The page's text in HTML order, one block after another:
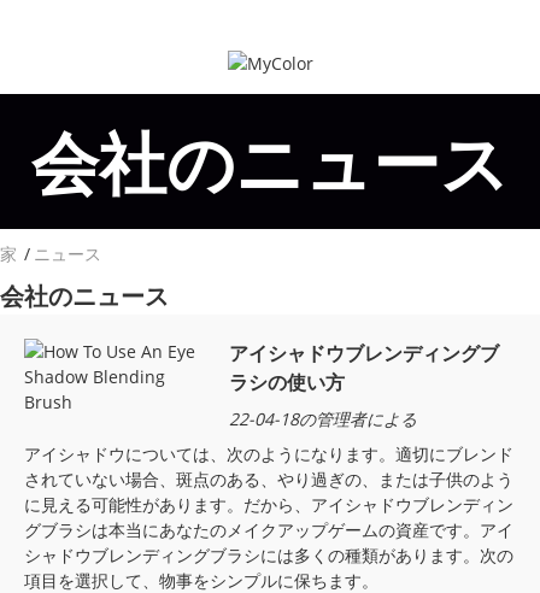
会社のニュース
家 ニュース
会社のニュース
アイシャドウブレンディングブ
ラシの使い方
22-04-18の管理者による
アイシャドウについては、次のようになります。適切にブレンド
されていない場合、斑点のある、やり過ぎの、または子供のよう
に見える可能性があります。だから、アイシャドウブレンディン
グブラシは本当にあなたのメイクアップゲームの資産です。アイ
シャドウブレンディングブラシには多くの種類があります。次の
項目を選択して、物事をシンプルに保ちます。